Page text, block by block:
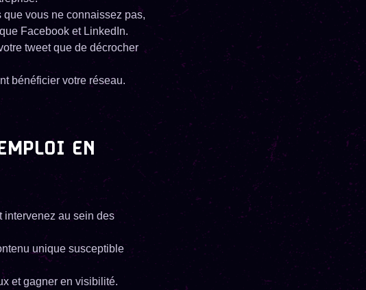
vous ne connaissez pas,
Facebook et LinkedIn.
tweet que de décrocher
bénéficier votre réseau.
EN
intervenez au sein des
unique susceptible
et gagner en visibilité.